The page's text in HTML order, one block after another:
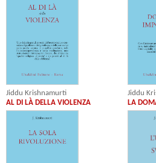
Jiddu Krishnamurti
AL DI LÀ DELLA VIOLENZA
Jiddu
LA